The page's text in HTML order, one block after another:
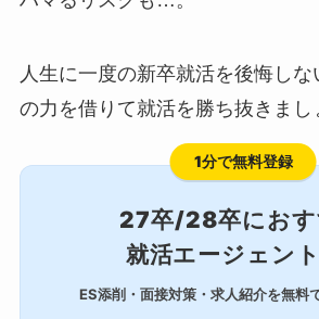
人生に一度の新卒就活を後悔しな
の力を借りて就活を勝ち抜きまし
1分で無料登録
27卒/28卒におす
就活エージェン
ES添削・面接対策・求人紹介を無料